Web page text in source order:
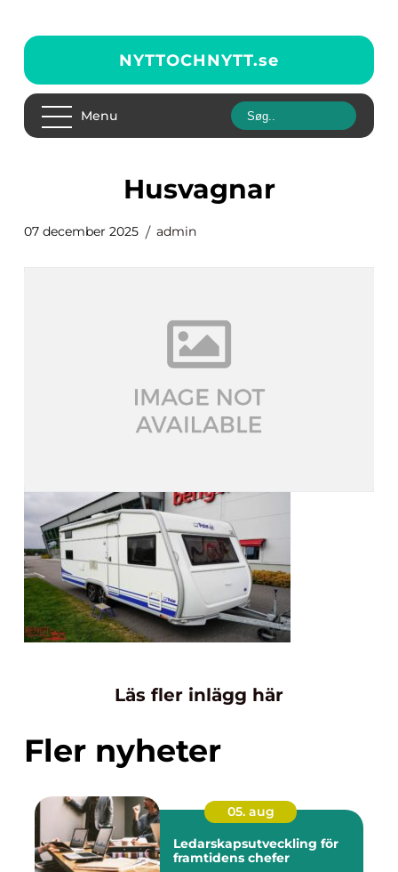
NYTTOCHNYTT.se
Menu
Husvagnar
07 december 2025 admin
Läs fler inlägg här
Fler nyheter
05. aug
Ledarskapsutveckling för
framtidens chefer